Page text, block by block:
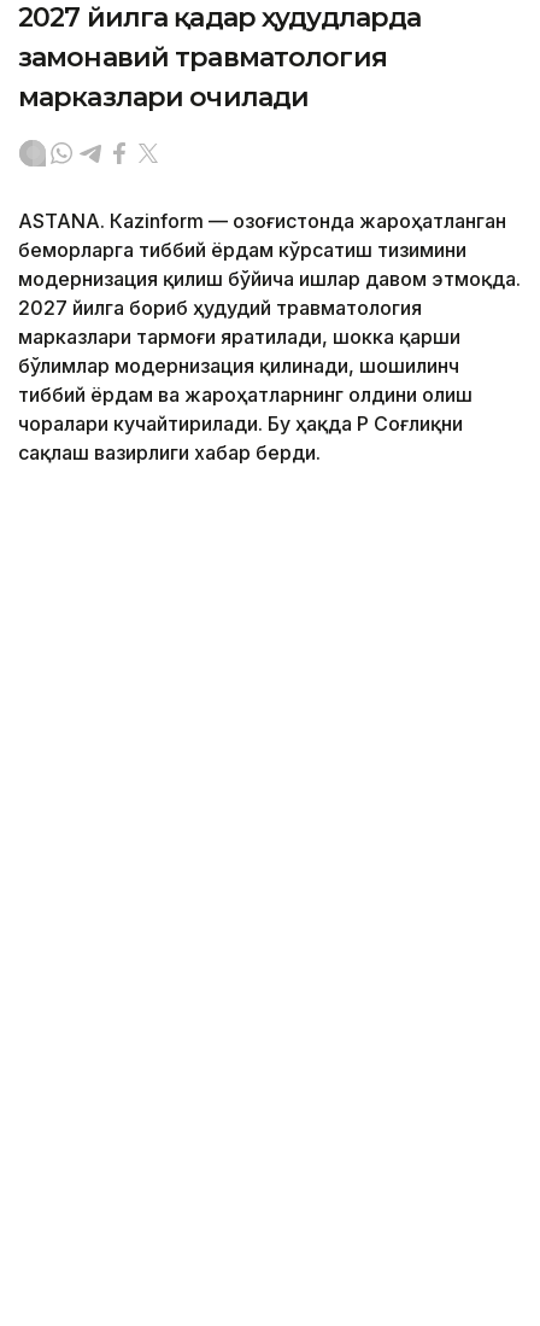
2027 йилга қадар ҳудудларда
замонавий травматология
марказлари очилади
ASTANА. Кazinform — Қозоғистонда жароҳатланган
беморларга тиббий ёрдам кўрсатиш тизимини
модернизация қилиш бўйича ишлар давом этмоқда.
2027 йилга бориб ҳудудий травматология
марказлари тармоғи яратилади, шокка қарши
бўлимлар модернизация қилинади, шошилинч
тиббий ёрдам ва жароҳатларнинг олдини олиш
чоралари кучайтирилади. Бу ҳақда ҚР Соғлиқни
сақлаш вазирлиги хабар берди.